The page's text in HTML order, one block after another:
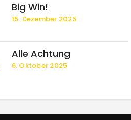
Big Win!
15. Dezember 2025
Alle Achtung
6. Oktober 2025